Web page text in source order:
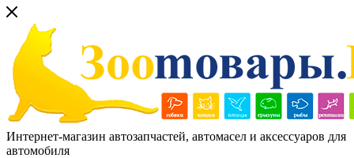
Интернет-магазин автозапчастей, автомасел и аксессуаров для
автомобиля